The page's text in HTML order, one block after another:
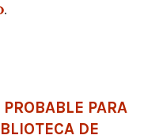
.
PARA
DE